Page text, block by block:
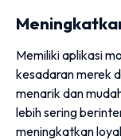
Memiliki aplikasi
kesadaran merek
menarik dan
lebih sering
meningkatkan